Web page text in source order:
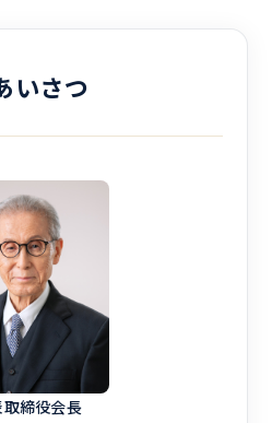
いさつ
締役会長